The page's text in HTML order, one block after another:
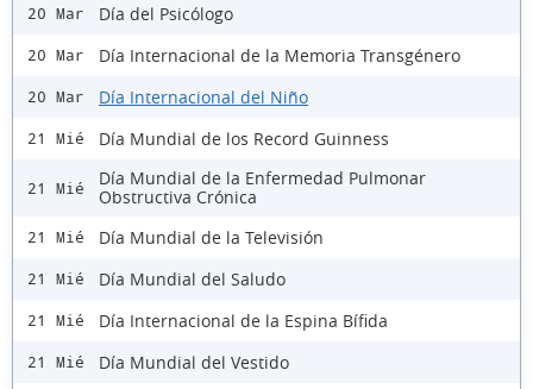
20 Mar Día del Psicólogo
20 Mar Día Internacional de la Memoria Transgénero
20 Mar Día Internacional del Niño
21 Mié Día Mundial de los Record Guinness
21 Mié
Día Mundial de la Enfermedad Pulmonar
Obstructiva Crónica
21 Mié Día Mundial de la Televisión
21 Mié Día Mundial del Saludo
21 Mié Día Internacional de la Espina Bífida
21 Mié Día Mundial del Vestido